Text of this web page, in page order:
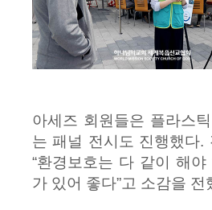
아세즈 회원들은 플라스
는 패널 전시도 진행했다.
“환경보호는 다 같이 해
가 있어 좋다”고 소감을 전